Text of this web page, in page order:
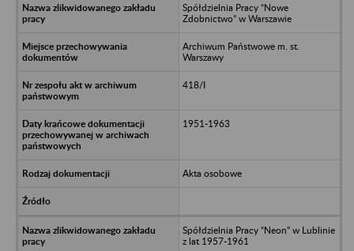
Spółdzielnia Pracy “Nowe
Zdobnictwo” w Warszawie
Archiwum Państwowe m. st.
Warszawy
418/I
1951-1963
Akta osobowe
Spółdzielnia Pracy “Neon” w Lublinie
z lat 1957-1961